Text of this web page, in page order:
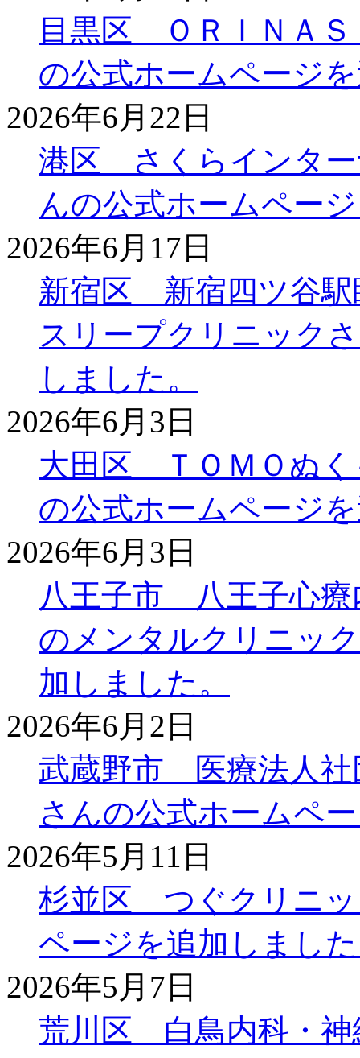
目黒区 ＯＲＩＮＡ
の公式ホームページ
2026年6月22日
港区 さくらインター
んの公式ホームペー
2026年6月17日
新宿区 新宿四ツ谷駅
スリープクリニック
しました。
2026年6月3日
大田区 ＴＯＭＯぬく
の公式ホームページ
2026年6月3日
八王子市 八王子心療
のメンタルクリニッ
加しました。
2026年6月2日
武蔵野市 医療法人
さんの公式ホームペ
2026年5月11日
杉並区 つぐクリニッ
ページを追加しまし
2026年5月7日
荒川区 白鳥内科・神